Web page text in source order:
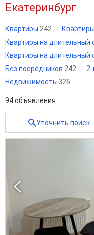
Екатеринбург
Квартиры 242
Квартиры на длительный
Квартиры на длительный
Без посредников 242
Недвижимость 326
94объявления
Уточнить поиск